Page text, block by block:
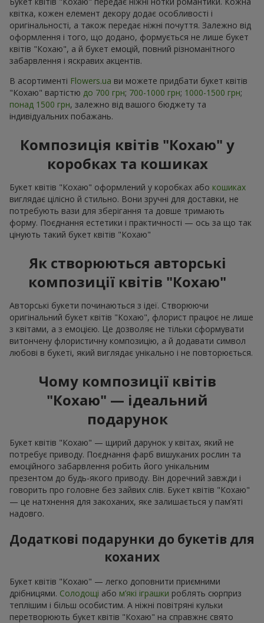
просто формальний подарунок. На flowers.uaлегко знайти
як стримані рішення, щоб передати теплі почуття в букеті,
так і яскраві композиції, що говорять мовою пристрасті.
Варіанти квіткових поєднань у
букеті квітів "Кохаю"
Флористика про кохання напрочуд багатогранна. Втім,
говорячи про букет квітів "Кохаю" перше, що приходить в
голову, це романтична класика у флористиці, а саме
— як ознака ніжних та щирих почуттів;
рожевітакремові— як ознака уваги та квіткове
червоні — як символ несамовитої пристрасті й
глибоких почуттів.
Навіть 1 троянда вже може бути ідеальним дарунком,
просто сьогодні ці витончені квіти часто звучать у нових
букет квітів "Кохаю" доповнюють кремовими еустомами
або пудровими ранункулюсами, щоб додати м’якості та
колориту. Для ніжного, майже повітряного настрою
альстромерією.
Такий букет квітів "Кохаю" створює ніжність у кожній квітці
та виглядає як квіти з ніжним посилом. А для тих, хто хоче
придбати нестандартнібукети квітів, підійдуть авторські
серцем без зайвої помпезності.
Як обрати ідеальний букет
квітів "Кохаю" для близької
людини
Ідеальний букет квітів "Кохаю" починається з уваги до
деталей. Важливо врахувати не лише колірні вподобання, а
й характер людини. Комусь ближча стримана вишукана
композиція, як букет квітів "Кохаю"; комусь — яскравий
чуттєвий подарунок з контрастами.
особисто — як флористичний комплімент до першого
величезна масштабна композиція квітів "Кохаю"
підкреслює серйозність намірів, підійде для
урочистого зізнання або особливого подарунка;